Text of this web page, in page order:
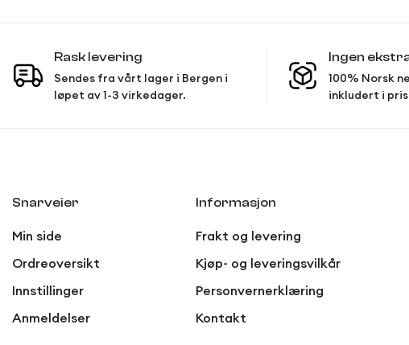
Rask levering
Sendes fra vårt lager i Bergen i
løpet av 1-3 virkedager.
Ingen
100% Norsk
inkludert i
Snarveier
Min side
Ordreoversikt
Innstillinger
Anmeldelser
Informasjon
Frakt og levering
Kjøp- og leveringsvilkår
Personvernerklæring
Kontakt